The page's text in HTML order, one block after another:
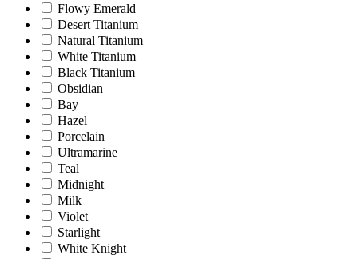
Flowy Emerald
Desert Titanium
Natural Titanium
White Titanium
Black Titanium
Obsidian
Bay
Hazel
Porcelain
Ultramarine
Teal
Midnight
Milk
Violet
Starlight
White Knight